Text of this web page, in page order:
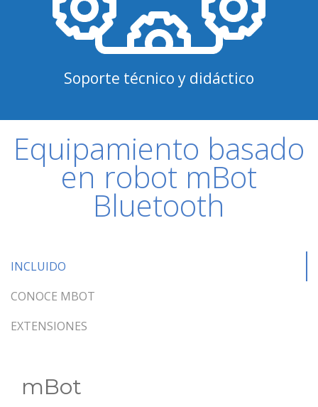
Soporte técnico y didáctico
Equipamiento basado
en robot mBot
Bluetooth
INCLUIDO
CONOCE MBOT
EXTENSIONES
mBot